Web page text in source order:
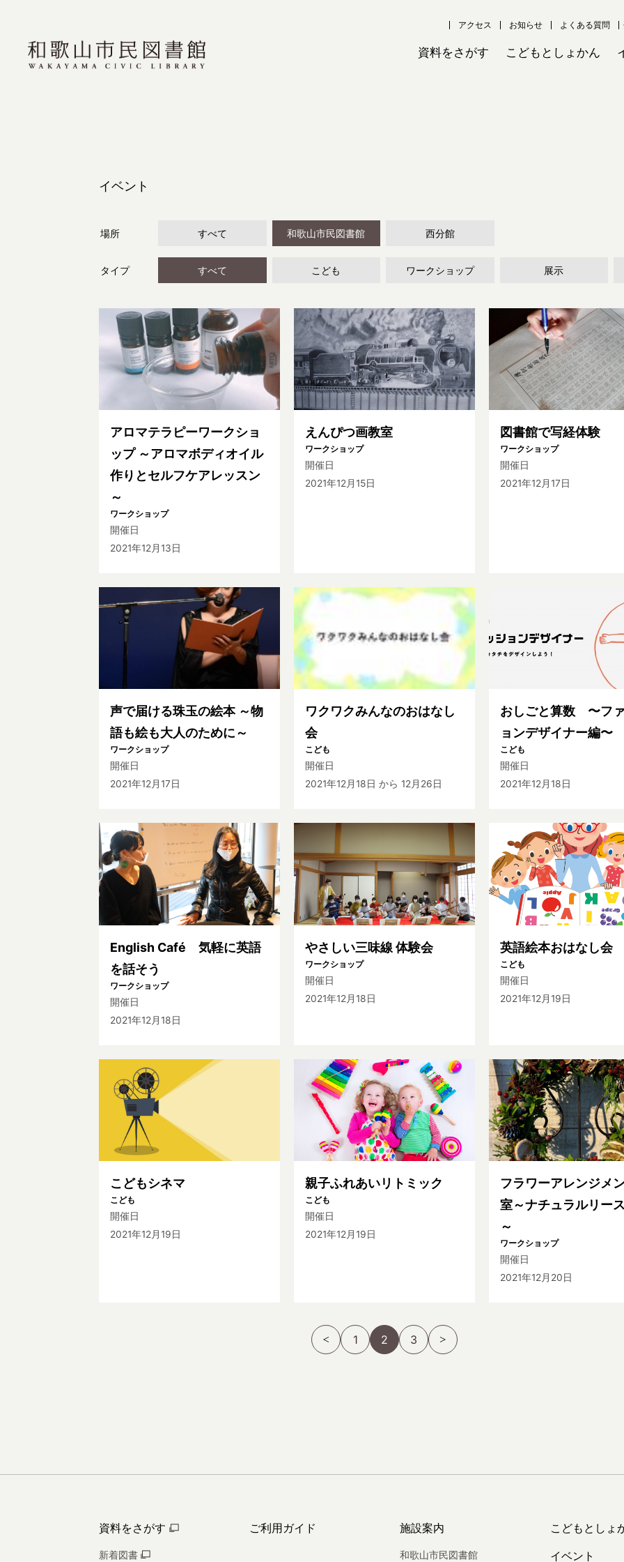
アクセス お知らせ よくある質問
資料をさがす こどもとしょかん
イベント
場所 すべて 和歌山市民図書館 西分館
タイプ すべて こども ワークショップ 展示
アロマテラピーワークショ
ップ ～アロマボディオイル
作りとセルフケアレッスン
～
ワークショップ
開催日
2021年12月13日
えんぴつ画教室
ワークショップ
開催日
2021年12月15日
図書館で写経体験
ワークショップ
開催日
2021年12月17日
声で届ける珠玉の絵本 ～物
語も絵も大人のために～
ワークショップ
開催日
2021年12月17日
ワクワクみんなのおはなし
会
こども
開催日
2021年12月18日 から 12月26日
おしごと算数 〜フ
ョンデザイナー編〜
こども
開催日
2021年12月18日
English Café 気軽に英語
を話そう
ワークショップ
開催日
2021年12月18日
やさしい三味線 体験会
ワークショップ
開催日
2021年12月18日
英語絵本おはなし会
こども
開催日
2021年12月19日
こどもシネマ
こども
開催日
2021年12月19日
親子ふれあいリトミック
こども
開催日
2021年12月19日
フラワーアレンジメ
室～ナチュラルリー
～
ワークショップ
開催日
2021年12月20日
1 2 3
資料をさがす
新着図書
ご利用ガイド 施設案内
和歌山市民図書館
こどもとしょ
イベント